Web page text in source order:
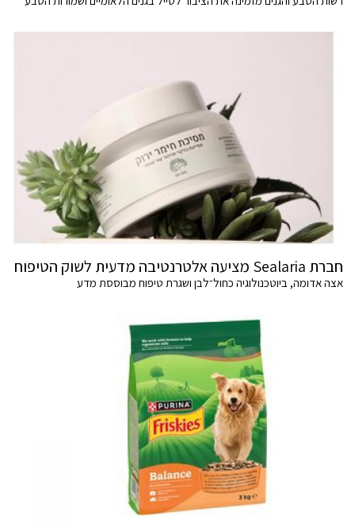
חברת Sealaria מציעה אלטרנטיבה מדעית לשוק הטיפוח
אצה אדומה, ביוטכנולוגיה כחול־לבן ושגרת טיפוח מבוססת מדע